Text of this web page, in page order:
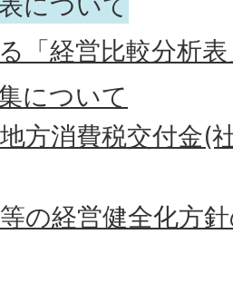
「経営比較分析
について
方消費税交付金(
の経営健全化方